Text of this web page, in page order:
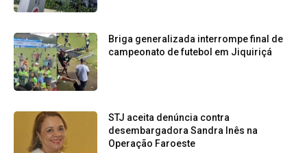
Briga generalizada interrompe final de
campeonato de futebol em Jiquiriçá
STJ aceita denúncia contra
desembargadora Sandra Inês na
Operação Faroeste